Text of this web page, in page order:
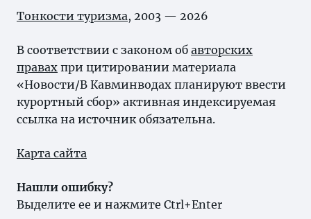
Тонкости туризма, 2003 — 2026
В соответствии с законом об авторских
правах при цитировании материала
«Новости/В Кавминводах планируют ввести
курортный сбор» активная индексируемая
ссылка на источник обязательна.
Карта сайта
Нашли ошибку?
Выделите ее и нажмите Ctrl+Enter